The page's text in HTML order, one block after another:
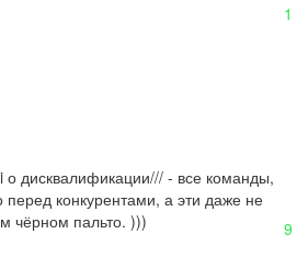
1
дисквалификации/// - все команды,
перед конкурентами, а эти даже не
чёрном пальто. )))
9